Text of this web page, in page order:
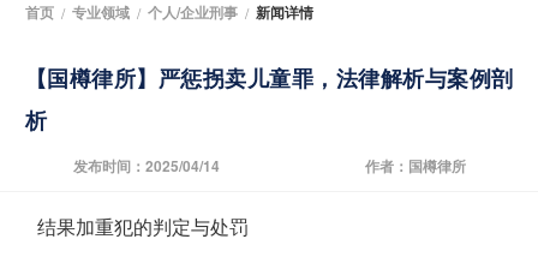
首页 / 专业领域 / 个人/企业刑事 / 新闻详情
【国樽律所】严惩拐卖儿童罪，法律解析与案例剖
析
发布时间：2025/04/14 作者：国樽律所
结果加重犯的判定与处罚